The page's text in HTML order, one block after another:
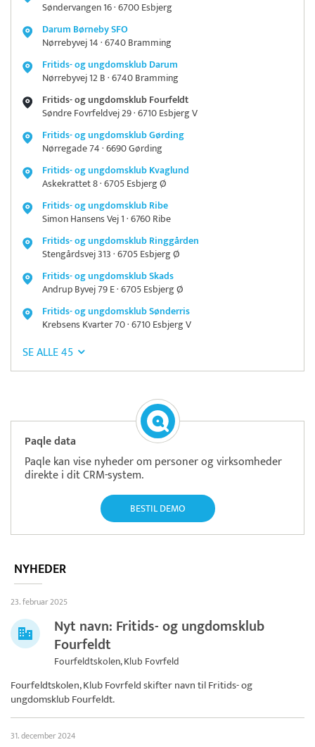
Søndervangen 16 · 6700 Esbjerg
Darum Børneby SFO
Nørrebyvej 14 · 6740 Bramming
Fritids- og ungdomsklub Darum
Nørrebyvej 12 B · 6740 Bramming
Fritids- og ungdomsklub Fourfeldt
Søndre Fovrfeldvej 29 · 6710 Esbjerg V
Fritids- og ungdomsklub Gørding
Nørregade 74 · 6690 Gørding
Fritids- og ungdomsklub Kvaglund
Askekrattet 8 · 6705 Esbjerg Ø
Fritids- og ungdomsklub Ribe
Simon Hansens Vej 1 · 6760 Ribe
Fritids- og ungdomsklub Ringgården
Stengårdsvej 313 · 6705 Esbjerg Ø
Fritids- og ungdomsklub Skads
Andrup Byvej 79 E · 6705 Esbjerg Ø
Fritids- og ungdomsklub Sønderris
Krebsens Kvarter 70 · 6710 Esbjerg V
SE ALLE 45
Paqle data
Paqle kan vise nyheder om personer og virksomheder
direkte i dit CRM-system.
BESTIL DEMO
NYHEDER
23. februar 2025
Nyt navn: Fritids- og ungdomsklub
Fourfeldt
Fourfeldtskolen, Klub Fovrfeld
Fourfeldtskolen, Klub Fovrfeld skifter navn tilFritids- og
ungdomsklub Fourfeldt.
31. december 2024